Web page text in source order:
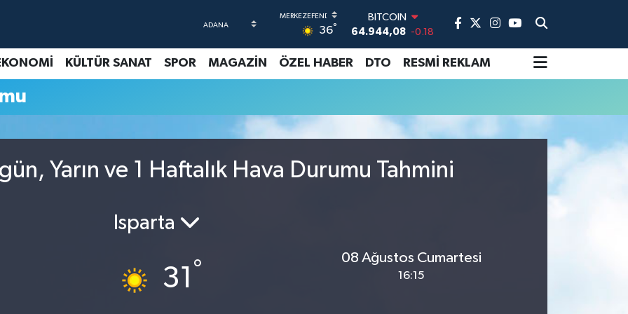
36°
BITCOIN
64.944,08 -0.18
DOLAR
47,7436
0.18
64,4811
GRAM ALTIN
BİST100
13.779
-14
KÜLTÜR SANAT SPOR MAGAZİN ÖZEL HABER DTO RESMİ REKLAM
Yarın ve 1 Haftalık Hava Durumu Tahmini
Isparta
31 °
08 Ağustos Cumartesi
16:15